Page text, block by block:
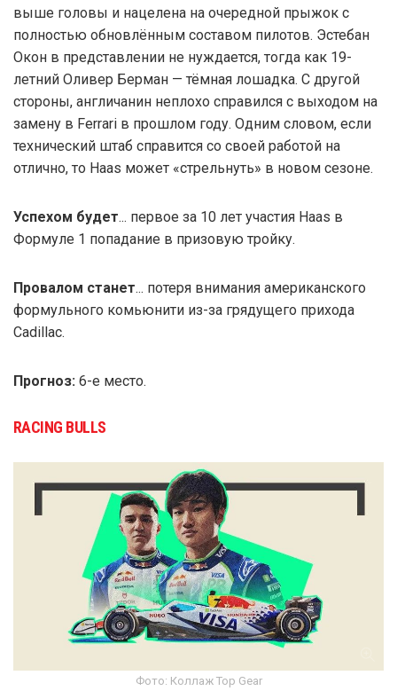
выше головы и нацелена на очередной прыжок с
полностью обновлённым составом пилотов. Эстебан
Окон в представлении не нуждается, тогда как 19-
летний Оливер Берман — тёмная лошадка. С другой
стороны, англичанин неплохо справился с выходом на
замену в Ferrari в прошлом году. Одним словом, если
технический штаб справится со своей работой на
отлично, то Haas может «стрельнуть» в новом сезоне.
Успехом будет... первое за 10 лет участия Haas в
Формуле 1 попадание в призовую тройку.
Провалом станет... потеря внимания американского
формульного комьюнити из-за грядущего прихода
Cadillac.
Прогноз: 6-е место.
RACING BULLS
Фото: Коллаж Top Gear